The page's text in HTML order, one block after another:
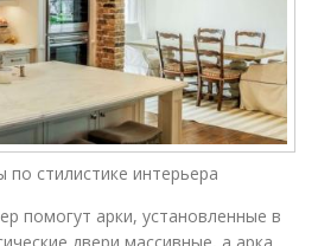
стилистике интерьера
помогут арки, установленные в